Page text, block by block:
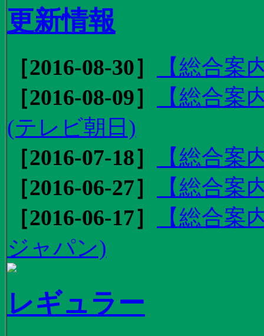
更新情報
［2016-08-30］
【総合
［2016-08-09］
【総合
(テレビ朝日)
［2016-07-18］
【総合案
［2016-06-27］
【総合案
［2016-06-17］
【総合
ジャパン)
レギュラー